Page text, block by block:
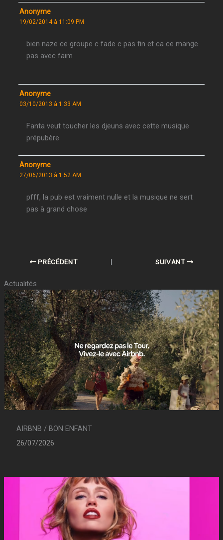
Anonyme
19/02/2014 à 11:09 PM
bien naze ce groupe c fade c pas fin et ca ce mange
pas avec faim
Anonyme
03/10/2013 à 1:33 AM
Fanta veut toucher les djeuns avec cette musique
prépubère
Anonyme
27/06/2013 à 1:52 AM
pfff, la pub est vraiment nulle et la musique ne sert
pas à grand chose
PRÉCÉDENT SUIVANT
Actualités
AIRBNB / BON ENFANT
26/07/2026